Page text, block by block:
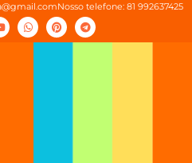
Nosso telefone: 81 992637425